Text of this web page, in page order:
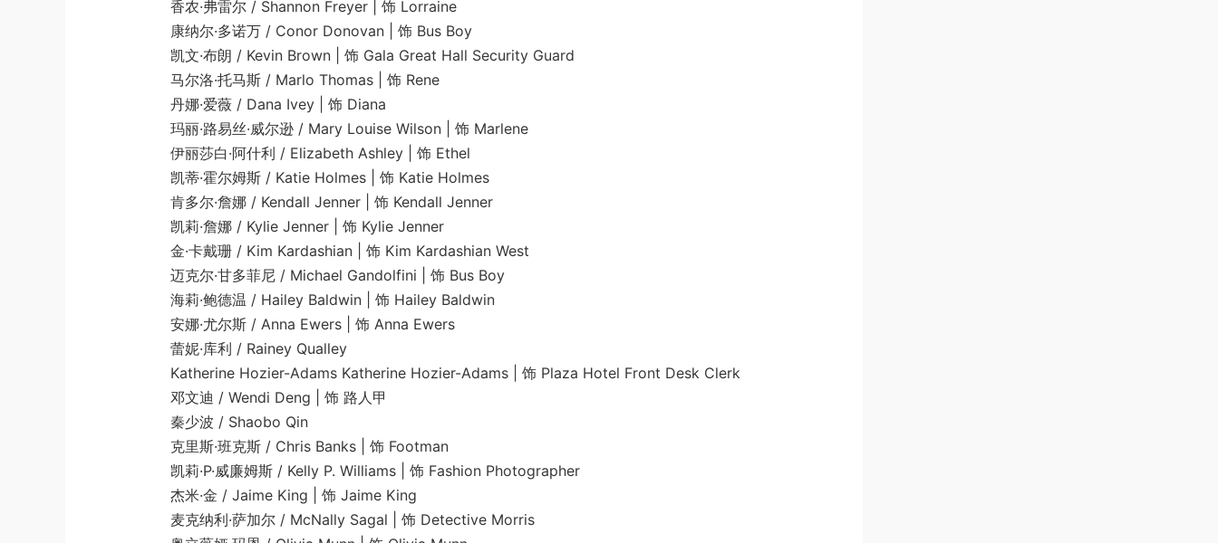
香农·弗雷尔 / Shannon Freyer | 饰 Lorraine
康纳尔·多诺万 / Conor Donovan | 饰 Bus Boy
凯文·布朗 / Kevin Brown | 饰 Gala Great Hall Security Guard
马尔洛·托马斯 / Marlo Thomas | 饰 Rene
丹娜·爱薇 / Dana Ivey | 饰 Diana
玛丽·路易丝·威尔逊 / Mary Louise Wilson | 饰 Marlene
伊丽莎白·阿什利 / Elizabeth Ashley | 饰 Ethel
凯蒂·霍尔姆斯 / Katie Holmes | 饰 Katie Holmes
肯多尔·詹娜 / Kendall Jenner | 饰 Kendall Jenner
凯莉·詹娜 / Kylie Jenner | 饰 Kylie Jenner
金·卡戴珊 / Kim Kardashian | 饰 Kim Kardashian West
迈克尔·甘多菲尼 / Michael Gandolfini | 饰 Bus Boy
海莉·鲍德温 / Hailey Baldwin | 饰 Hailey Baldwin
安娜·尤尔斯 / Anna Ewers | 饰 Anna Ewers
蕾妮·库利 / Rainey Qualley
Katherine Hozier-Adams Katherine Hozier-Adams | 饰 Plaza Hotel Front Desk Clerk
邓文迪 / Wendi Deng | 饰 路人甲
秦少波 / Shaobo Qin
克里斯·班克斯 / Chris Banks | 饰 Footman
凯莉·P·威廉姆斯 / Kelly P. Williams | 饰 Fashion Photographer
杰米·金 / Jaime King | 饰 Jaime King
麦克纳利·萨加尔 / McNally Sagal | 饰 Detective Morris